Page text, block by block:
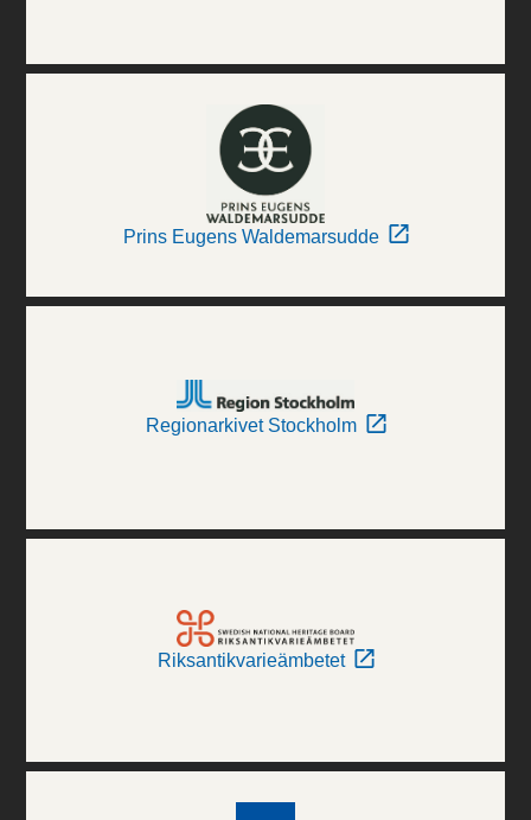
Prins Eugens Waldemarsudde
Regionarkivet Stockholm
Riksantikvarieämbetet